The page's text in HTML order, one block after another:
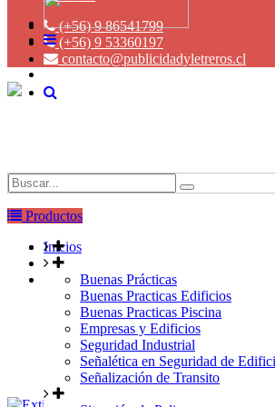
(+56) 9 86541799
(+56) 9 53360197
contacto@publicidadyletreros.cl
Productos
Buenas Prácticas
Buenas Practicas Edificios
Buenas Practicas Piscina
Empresas y Edificios
Seguridad Industrial
Señalética en Seguridad de
Señalización de Transito
Inicios
Senaleticas y Letreros
Senaleticas-y-Letreros Seguridad